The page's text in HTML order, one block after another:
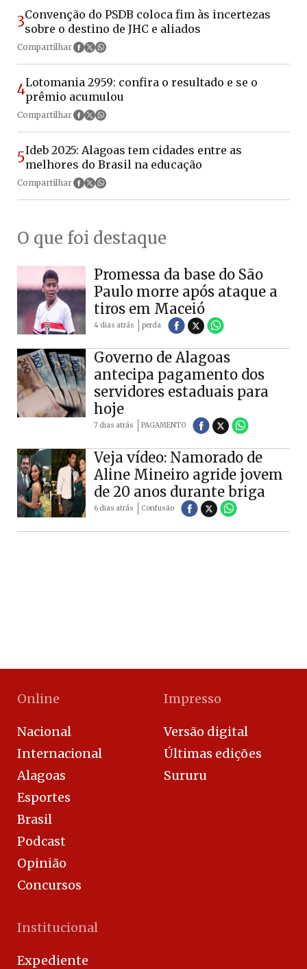
3Convenção do PSDB coloca fim às incertezas
sobre o destino de JHC e aliados
Compartilhar
4Lotomania 2959: confira o resultado e se o
prêmio acumulou
Compartilhar
5Ideb 2025: Alagoas tem cidades entre as
melhores do Brasil na educação
Compartilhar
O que foi destaque
Promessa da base do São
Paulo morre após ataque a
tiros em Maceió
4 dias atrás perda
Governo de Alagoas
antecipa pagamento dos
servidores estaduais para
hoje
7 dias atrás PAGAMENTO
Veja vídeo: Namorado de
Aline Mineiro agride jovem
de 20 anos durante briga
6 dias atrás Confusão
Online
Nacional
Internacional
Alagoas
Esportes
Brasil
Podcast
Opinião
Concursos
Impresso
Versão digital
Últimas edições
Sururu
Institucional
Expediente